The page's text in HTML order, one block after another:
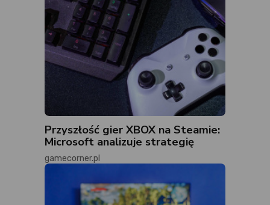
Przyszłość gier XBOX na Steamie:
Microsoft analizuje strategię
gamecorner.pl